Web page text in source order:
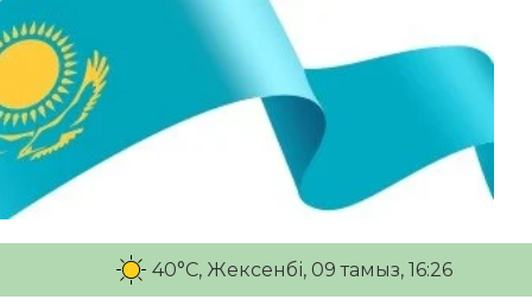
40°C, Жексенбі, 09 тамыз, 16:26